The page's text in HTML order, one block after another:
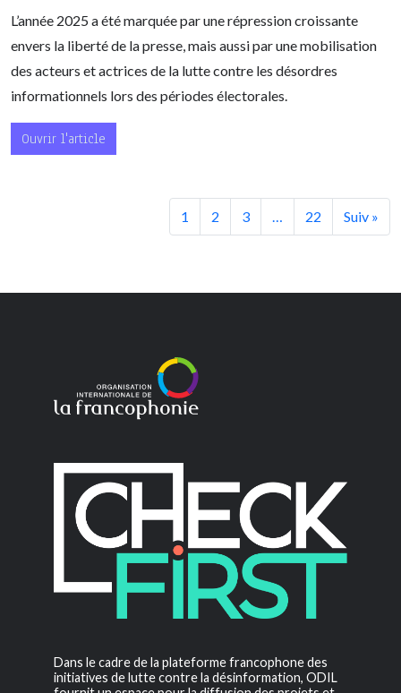
L’année 2025 a été marquée par une répression croissante
envers la liberté de la presse, mais aussi par une mobilisation
des acteurs et actrices de la lutte contre les désordres
informationnels lors des périodes électorales.
Ouvrir l'article
1 2 3 … 22 Suiv »
Dans le cadre de la plateforme francophone des
initiatives de lutte contre la désinformation, ODIL